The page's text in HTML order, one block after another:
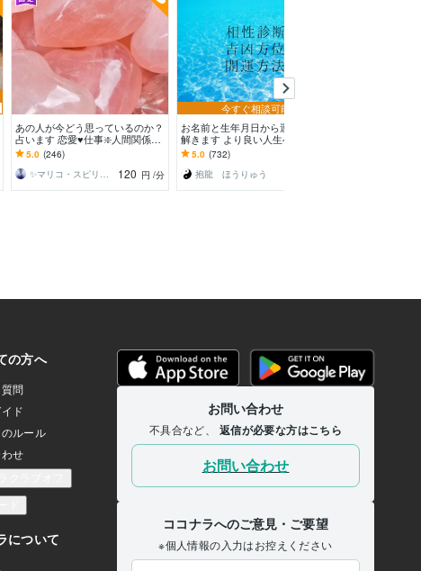
あの人が今どう思っているのか？
占います 恋愛♥️仕事❇️人間関係✨
何でも占います
5.0 (246)
✨マリコ・スピリチュアル✨
120 円 /分
今すぐ相談可能
お名前と生年月日から運命を読み
解きます より良い人生へとお導
きするお手伝いをさせていただき
ます。
5.0 (732)
抱龍 ほうりゅう